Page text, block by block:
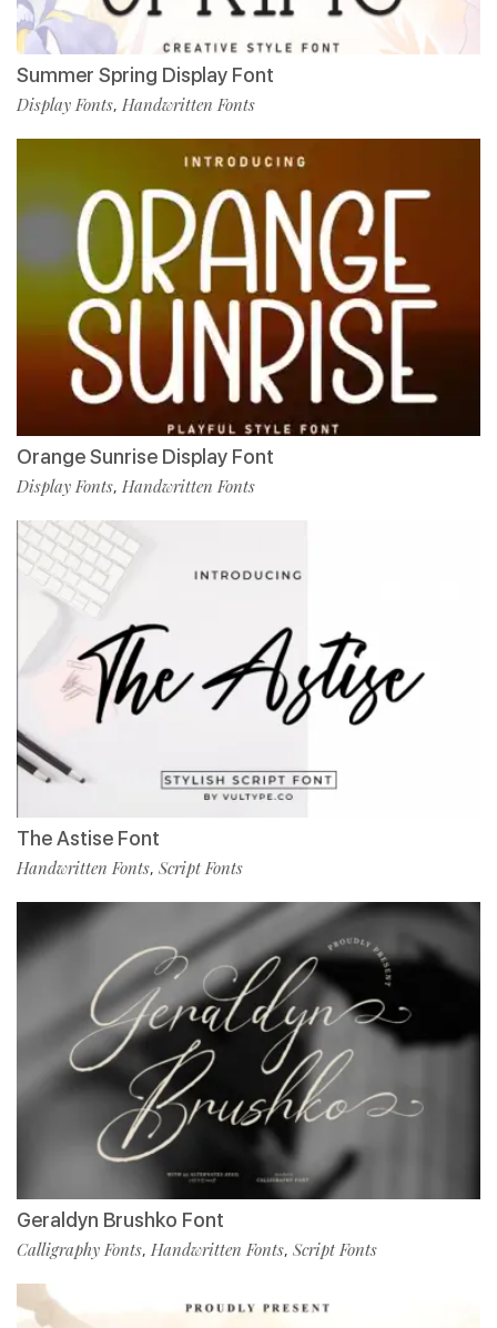
Summer Spring Display Font
Display Fonts, Handwritten Fonts
Orange Sunrise Display Font
Display Fonts, Handwritten Fonts
The Astise Font
Handwritten Fonts, Script Fonts
Geraldyn Brushko Font
Calligraphy Fonts, Handwritten Fonts, Script Fonts